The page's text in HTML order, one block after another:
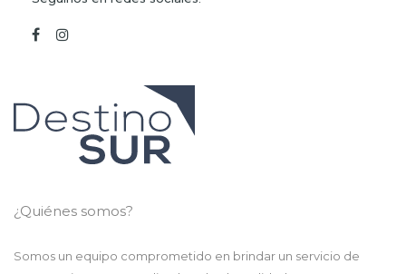
¿Quiénes somos?
Somos un equipo comprometido en brindar un servicio de